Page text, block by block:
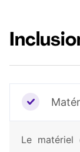
Le matériel